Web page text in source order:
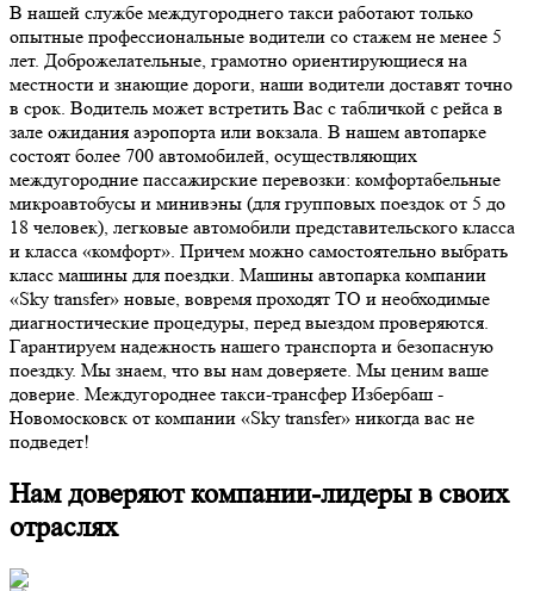
В нашей службе междугороднего такси работают только
опытные профессиональные водители со стажем не менее 5
лет. Доброжелательные, грамотно ориентирующиеся на
местности и знающие дороги, наши водители доставят точно
в срок. Водитель может встретить Вас с табличкой с рейса в
зале ожидания аэропорта или вокзала. В нашем автопарке
состоят более 700 автомобилей, осуществляющих
междугородние пассажирские перевозки: комфортабельные
микроавтобусы и минивэны (для групповых поездок от 5 до
18 человек), легковые автомобили представительского класса
и класса «комфорт». Причем можно самостоятельно выбрать
класс машины для поездки. Машины автопарка компании
«Sky transfer» новые, вовремя проходят ТО и необходимые
диагностические процедуры, перед выездом проверяются.
Гарантируем надежность нашего транспорта и безопасную
поездку. Мы знаем, что вы нам доверяете. Мы ценим ваше
доверие. Междугороднее такси-трансфер Избербаш -
Новомосковск от компании «Sky transfer» никогда вас не
подведет!
Нам доверяют компании-лидеры в своих
отраслях